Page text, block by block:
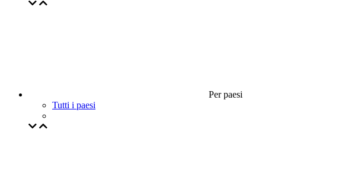
Per paesi
Tutti i paesi